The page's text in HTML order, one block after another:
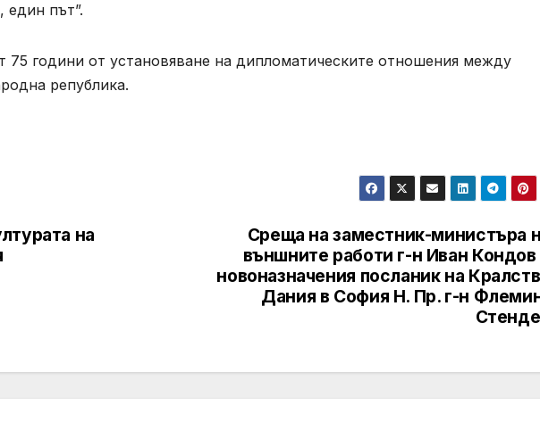
един път”.
75 години от установяване на дипломатическите отношения между
република.
Среща на заместник-министъра
външните работи г-н Иван Кондов
новоназначения посланик на
Дания в София Н. Пр. г-н
на